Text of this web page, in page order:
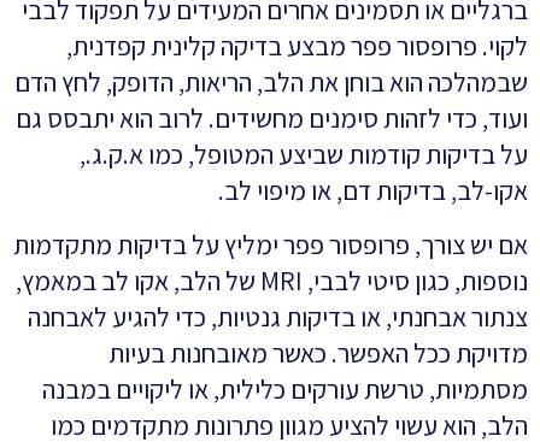
ברגליים או תסמינים אחרים המעידים על תפקוד לבבי
לקוי. פרופסור פפר מבצע בדיקה קלינית קפדנית,
שבמהלכה הוא בוחן את הלב, הריאות, הדופק, לחץ הדם
ועוד, כדי לזהות סימנים מחשידים. לרוב הוא יתבסס גם
על בדיקות קודמות שביצע המטופל, כמו א.ק.ג.,
אקו-לב, בדיקות דם, או מיפוי לב.
אם יש צורך, פרופסור פפר ימליץ על בדיקות מתקדמות
נוספות, כגון סיטי לבבי, MRI של הלב, אקו לב במאמץ,
צנתור אבחנתי, או בדיקות גנטיות, כדי להגיע לאבחנה
מדויקת ככל האפשר. כאשר מאובחנות בעיות
מסתמיות, טרשת עורקים כלילית, או ליקויים במבנה
הלב, הוא עשוי להציע מגוון פתרונות מתקדמים כמו